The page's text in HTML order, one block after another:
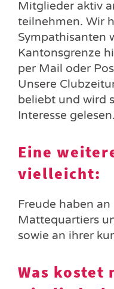
Mitglieder aktiv
teilnehmen. Wir
Sympathisanten
Kantonsgrenze
per Mail oder
Unsere
beliebt und wird
Interesse gelesen.
Eine
vielleicht:
Freude haben
Mattequartiers
sowie an ihrer
Was kostet